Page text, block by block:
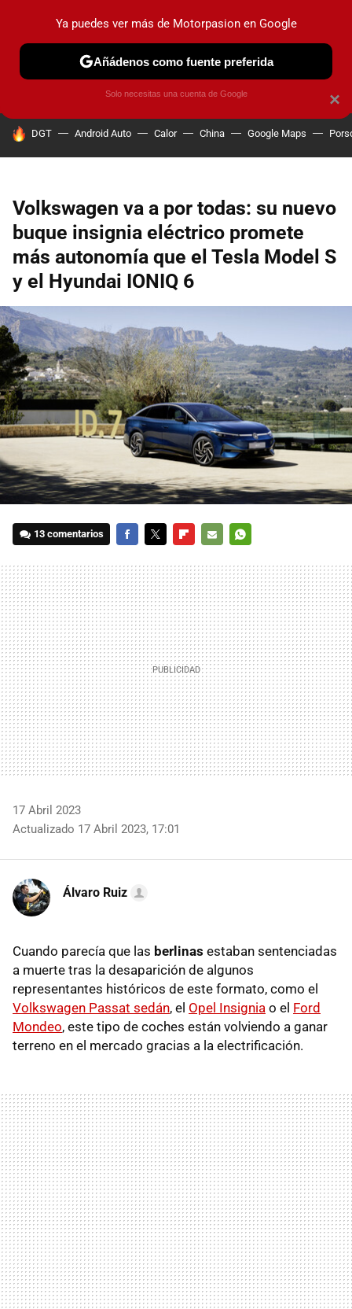
PRUEBAS COCHES ELÉCTRICOS OBSERVATORIO
HOY SE HABLA DE
DGT Android Auto Calor China Google Maps
Volkswagen va a por todas: su nuevo
buque insignia eléctrico promete
más autonomía que el Tesla Model S
y el Hyundai IONIQ 6
13 comentarios
MAIL
17 Abril 2023
Actualizado 17 Abril 2023, 17:01
Álvaro Ruiz
Cuando parecía que las berlinas estaban sentenciadas
a muerte tras la desaparición de algunos
representantes históricos de este formato, como el
Volkswagen Passat sedán, el Opel Insignia o el Ford
Mondeo, este tipo de coches están volviendo a ganar
terreno en el mercado gracias a la electrificación.
×
Ya puedes ver más de Motorpasion en Google
Añádenos como fuente preferida
Solo necesitas una cuenta de Google